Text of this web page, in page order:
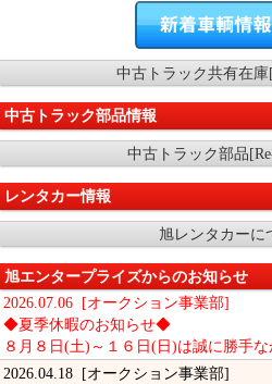
中古トラック共有在
中古トラック部品情報
中古トラック部品
レンタカー情報
旭レンタカーに
旭エンタープライズからのお知らせ
2026.07.06 [オークション事業部]
◆夏季休暇のお知らせ◆
８月８日(土)～１６日(日)は誠に勝手な
2026.04.18 [オークション事業部]